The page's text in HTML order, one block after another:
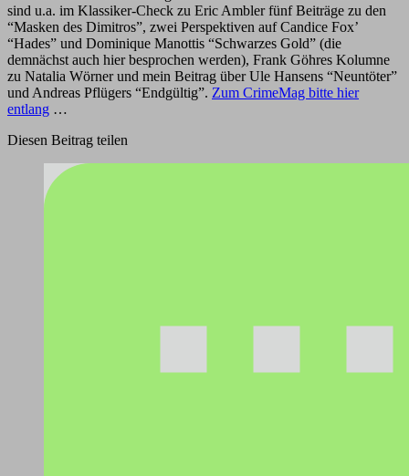
sind u.a. im Klassiker-Check zu Eric Ambler fünf Beiträge zu den
“Masken des Dimitros”, zwei Perspektiven auf Candice Fox’
“Hades” und Dominique Manottis “Schwarzes Gold” (die
demnächst auch hier besprochen werden), Frank Göhres Kolumne
zu Natalia Wörner und mein Beitrag über Ule Hansens “Neuntöter”
und Andreas Pflügers “Endgültig”. Zum CrimeMag bitte hier
entlang …
Diesen Beitrag teilen